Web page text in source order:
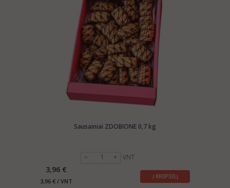
Sausainiai ZDOBIONE 0,7 kg
VNT
3,96 €
3,96 € / VNT
Į KREPŠELĮ
abroad. Please send us the info about
your company and products to:export@manrasta.lt